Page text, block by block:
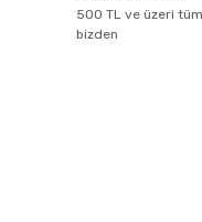
500 TL ve üzeri
bizden